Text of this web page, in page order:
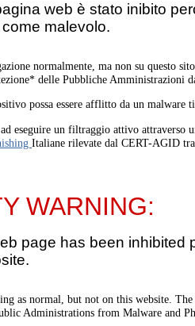
web è stato inibito
malevolo.
normalmente, ma non su questo
delle Pubbliche Amministrazioni
possa essere afflitto da un
eseguire un filtraggio attivo
Italiane rilevate dal CERT-AGID
WARNING:
page has been
as normal, but not on this website.
Administrations from Malware and